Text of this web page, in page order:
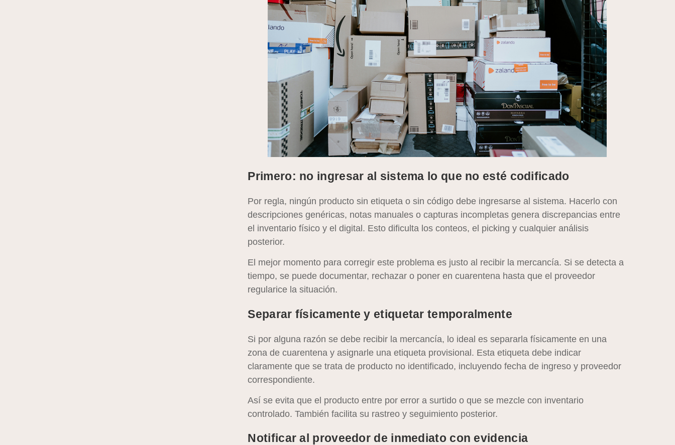
Primero: no ingresar al sistema lo que no esté codificado
Por regla, ningún producto sin etiqueta o sin código debe ingresarse al sistema. Hacerlo con
descripciones genéricas, notas manuales o capturas incompletas genera discrepancias entre
el inventario físico y el digital. Esto dificulta los conteos, el picking y cualquier análisis
posterior.
El mejor momento para corregir este problema es justo al recibir la mercancía. Si se detecta a
tiempo, se puede documentar, rechazar o poner en cuarentena hasta que el proveedor
regularice la situación.
Separar físicamente y etiquetar temporalmente
Si por alguna razón se debe recibir la mercancía, lo ideal es separarla físicamente en una
zona de cuarentena y asignarle una etiqueta provisional. Esta etiqueta debe indicar
claramente que se trata de producto no identificado, incluyendo fecha de ingreso y proveedor
correspondiente.
Así se evita que el producto entre por error a surtido o que se mezcle con inventario
controlado. También facilita su rastreo y seguimiento posterior.
Notificar al proveedor de inmediato con evidencia